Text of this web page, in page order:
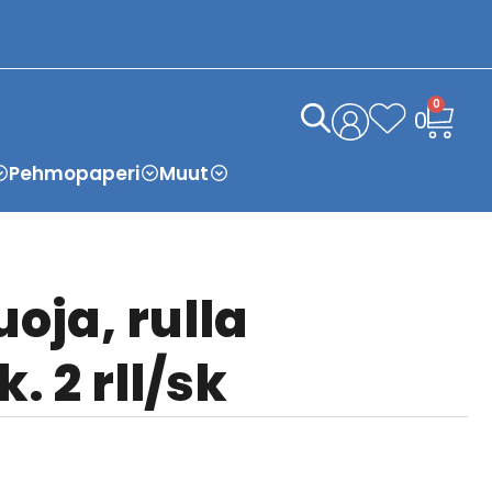
0
0
Pehmopaperi Muut
rulla
2 rll/sk